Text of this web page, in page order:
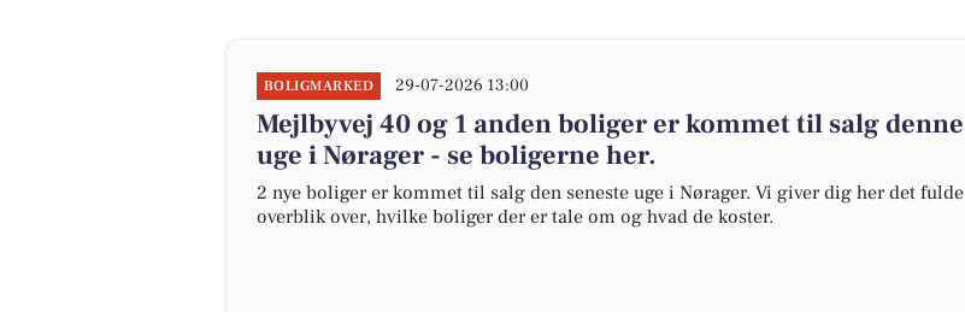
BOLIGMARKED 29-07-2026 13:00
Mejlbyvej 40 og 1 anden boliger er kommet til salg denne
uge i Nørager - se boligerne her.
2 nye boliger er kommet til salg den seneste uge i Nørager. Vi giver dig her det fulde
overblik over, hvilke boliger der er tale om og hvad de koster.